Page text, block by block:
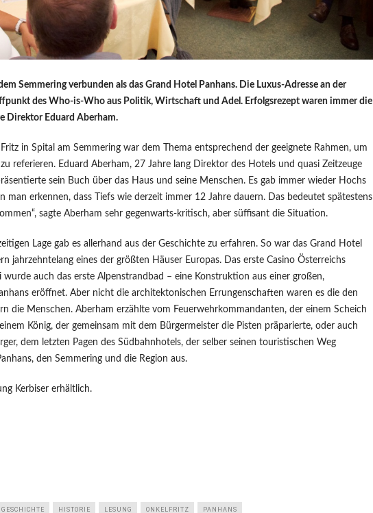
Semmering verbunden als das Grand Hotel Panhans. Die Luxus-Adresse an der
des Who-is-Who aus Politik, Wirtschaft und Adel. Erfolgsrezept waren immer die
Direktor Eduard Aberham.
in Spital am Semmering war dem Thema entsprechend der geeignete Rahmen, um
referieren. Eduard Aberham, 27 Jahre lang Direktor des Hotels und quasi Zeitzeuge
sein Buch über das Haus und seine Menschen. Es gab immer wieder Hochs
man erkennen, dass Tiefs wie derzeit immer 12 Jahre dauern. Das bedeutet spätestens
sagte Aberham sehr gegenwarts-kritisch, aber süffisant die Situation.
Lage gab es allerhand aus der Geschichte zu erfahren. So war das Grand Hotel
jahrzehntelang eines der größten Häuser Europas. Das erste Casino Österreichs
auch das erste Alpenstrandbad – eine Konstruktion aus einer großen,
eröffnet. Aber nicht die architektonischen Errungenschaften waren es die den
die Menschen. Aberham erzählte vom Feuerwehrkommandanten, der einem Scheich
König, der gemeinsam mit dem Bürgermeister die Pisten präparierte, oder auch
dem letzten Pagen des Südbahnhotels, der selber seinen touristischen Weg
den Semmering und die Region aus.
Kerbiser erhältlich.
GESCHICHTE HISTORIE LESUNG ONKELFRITZ PANHANS